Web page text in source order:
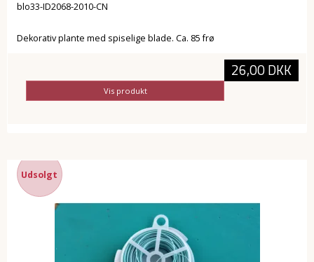
blo33-ID2068-2010-CN
Dekorativ plante med spiselige blade. Ca. 85 frø
26,00 DKK
Vis produkt
Udsolgt